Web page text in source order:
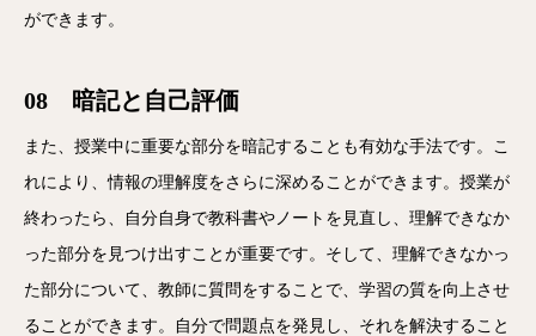
ができます。
08 暗記と自己評価
また、授業中に重要な部分を暗記することも有効な手法です。こ
れにより、情報の理解度をさらに深めることができます。授業が
終わったら、自分自身で教科書やノートを見直し、理解できなか
った部分を見つけ出すことが重要です。そして、理解できなかっ
た部分について、教師に質問をすることで、学習の質を向上させ
ることができます。自分で問題点を発見し、それを解決すること